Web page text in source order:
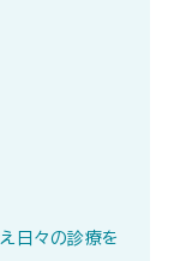
日々の診療を